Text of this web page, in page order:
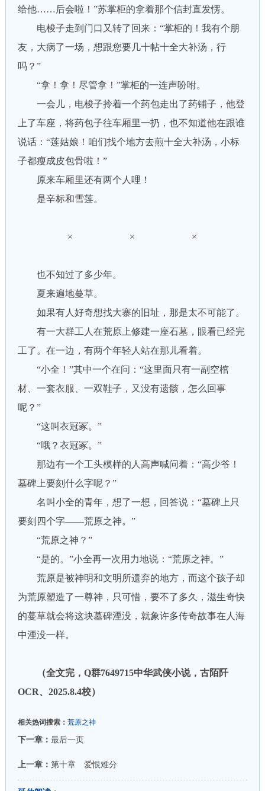
给他……后会啦！”苏掌柜的拿着那个信封直发愣。
电梭子走到门口又转了回来：“掌柜的！我有个朋
友，大病了一场，想跟您要几十帖十全大补汤，行
吗？”
“拿！拿！尽管拿！”掌柜的一连声吩咐。
一会儿，电梭子拎着一个药包走出了药铺子，他登
上了车座，将药包子往车厢里一扔，也不知道他在跟谁
说话：“莲姑娘！咱们找个地方去煎十全大补汤，小标
子都瘦成皮包骨啦！”
原来车厢里还有两个人哩！
是辛标和雪莲。
× × ×
也不知过了多少年。
夏来遍地蔓草。
如果有人好奇想找大寨的旧址，那是太不可能了。
有一大群工人在荒原上修建一座石墓，眼看已经完
工了。在一边，有两个年轻人站在那儿看着。
“小全！”其中一个在问：“这里面只有一副空棺
材、一套衣服、一双鞋子，又没有遗骸，怎么回事
呢？”
“这叫衣冠冢。”
“哦？衣冠冢。”
那边有一个工头模样的人高声喊问着：“高少爷！
墓碑上要刻什么字呢？”
名叫小全的青年，想了一想，回答说：“墓碑上只
要刻四个字——荒原之神。”
“荒原之神？”
“是的。”小全再一次用力地说：“荒原之神。”
荒原是被神明和文明所遗弃的地方，而这个孩子却
为荒原塑造了一尊神，只可惜，要不了多久，滋生奇快
的蔓草就会将这块墓碑湮没，就象许多传奇故事在人海
中湮没一样。
（全文完，Q群7649715中华武侠小说，古陌阡
OCR、2025.8.4校）
相关热词搜索： 荒原之神
下一章： 最后一页
上一章： 第十章 爱恨难分